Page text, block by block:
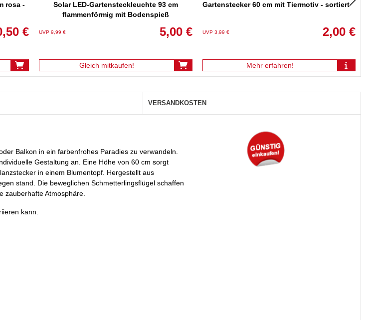
rosa -
€
Solar LED-Gartensteckleuchte 93 cm
flammenförmig mit Bodenspieß
UVP 9,99 € 5,00 €
Gleich mitkaufen!
Gartenstecker 60 cm mit Tiermotiv - sortiert
UVP 3,99 € 2,00 €
Mehr erfahren!
VERSANDKOSTEN
Balkon in ein farbenfrohes Paradies zu verwandeln.
Gestaltung an. Eine Höhe von 60 cm sorgt
in einem Blumentopf. Hergestellt aus
stand. Die beweglichen Schmetterlingsflügel schaffen
zauberhafte Atmosphäre.
kann.